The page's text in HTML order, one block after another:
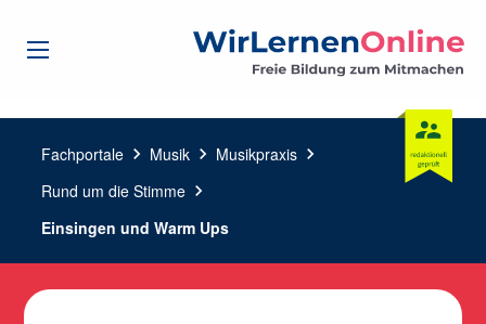
Fachportale chevron_right Musik chevron_right Musikpraxis chevron_right
Rund um die Stimme chevron_right
Einsingen und Warm Ups